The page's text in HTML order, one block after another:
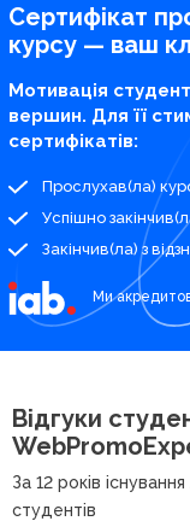
Сертифікат
курсу — ваш
Мотивація
вершин. Для її
сертифікатів:
Прослухав(ла)
Успішно
Закінчив(ла) з
Ми
Відгуки
За 12 років
студентів